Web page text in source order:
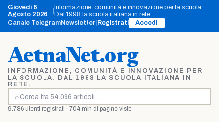
Vai
contenuto
Giovedì 6
Agosto 2026
Informazione, comunità e innovazione per la scuola.
Dal 1998 la scuola italiana in rete.
Canale TelegramNewsletter Registrati Accedi
AetnaNet.org
INFORMAZIONE, COMUNITÀ E INNOVAZIONE PER
LA SCUOLA. DAL 1998 LA SCUOLA ITALIANA IN
RETE.
⌕
Cerca
9.786 utenti registrati · 704 mln di pagine viste